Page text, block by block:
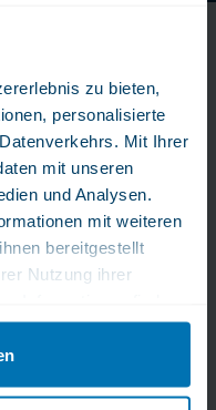
zu bieten,
personalisierte
Mit Ihrer
mit unseren
und Analysen.
mit weiteren
bereitgestellt
Nutzung ihrer
Puls
und Neuigkeiten